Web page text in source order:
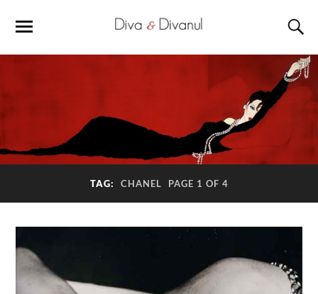
TAG: CHANEL PAGE 1 OF 4